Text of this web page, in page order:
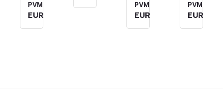
PVM
EUR
PVM
EUR
PVM
EUR